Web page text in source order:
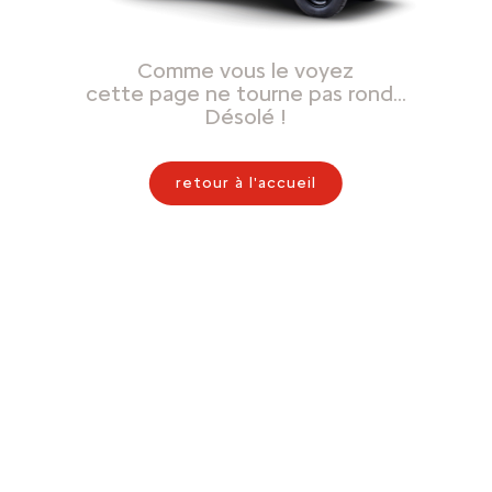
Comme vous le voyez
cette page ne tourne pas rond…
Désolé !
retour à l'accueil